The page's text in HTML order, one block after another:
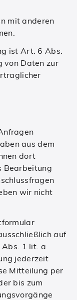
mit anderen
ist Art. 6 Abs.
von Daten zur
aus dem
dort
Bearbeitung
wir nicht
auf
1 lit. a
jederzeit
Mitteilung per
bis zum